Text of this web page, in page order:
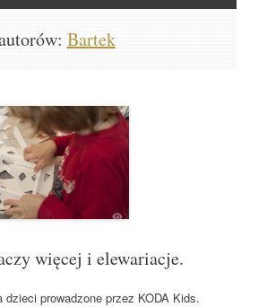
Bartek
więcej i elewariacje.
dzieci prowadzone przez KODA Kids.